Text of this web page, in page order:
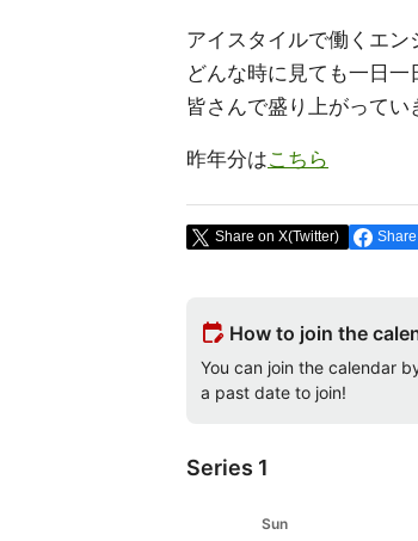
アイスタイルで働くエン
どんな時に見ても一日一
皆さんで盛り上がって
昨年分はこちら
Share on X(Twitter)
edit_calendar How to join the
You can join the calendar
a past date to join!
Series 1
Sun